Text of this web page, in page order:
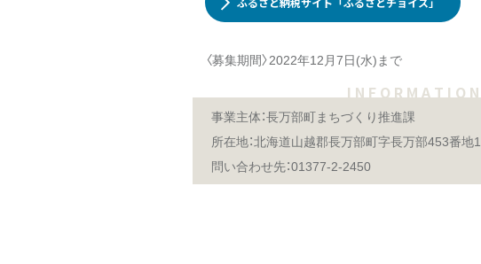
〈募集期間〉2022年12月7日(水)まで
I N F O R M A T I O N
事業主体：長万部町まちづくり推進課
所在地：北海道山越郡長万部町字長万部453番地1
問い合わせ先：01377-2-2450